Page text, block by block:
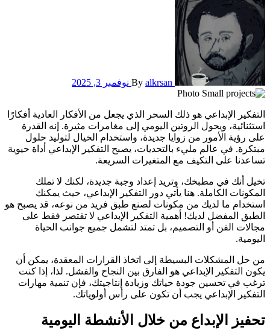
By alkrsan نوفمبر 3, 2025
استثنائية، ويحول الروتين اليومي إلى مغامرات مثيرة. إنه القدرة
على رؤية الأمور من زوايا جديدة، واستخدام الخيال لتوليد حلول
مبتكرة. في عالم مليء بالتحديات، يصبح التفكير الإبداعي أداة حيوية
تساعدنا على التكيف مع المتغيرات السريعة.
تخيل أنك في مطبخك، وتريد إعداد وجبة جديدة، لكنك لا تملك
المكونات الكاملة. هنا يأتي دور التفكير الإبداعي، حيث يمكنك
استخدام ما لديك من مكونات لصنع طبق فريد من نوعه، قد يصبح هو
الطبق المفضل لديك! أهمية التفكير الإبداعي لا تقتصر فقط على
مجالات الفن أو التصميم، بل تمتد لتشمل جميع جوانب الحياة
اليومية.
من حل المشكلات البسيطة إلى اتخاذ القرارات المعقدة، يمكن أن
يكون التفكير الإبداعي هو الفارق بين النجاح والفشل. لذا، إذا كنت
ترغب في تحسين جودة حياتك وزيادة إنتاجيتك، فإن تنمية مهارات
التفكير الإبداعي يجب أن تكون على رأس أولوياتك.
تحفيز الإبداع من خلال الأنشطة اليومية